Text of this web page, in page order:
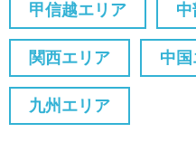
甲信越エリア
関西エリア 中
九州エリア